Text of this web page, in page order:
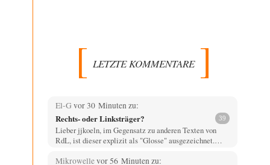
LETZTE KOMMENTARE
El-Gvor 30 Minuten zu:
Rechts- oder Linksträger? 39
Lieber jjkoeln, im Gegensatz zu anderen Texten von
RdL, ist dieser explizit als "Glosse" ausgezeichnet.…
Mikrowellevor 56 Minuten zu: